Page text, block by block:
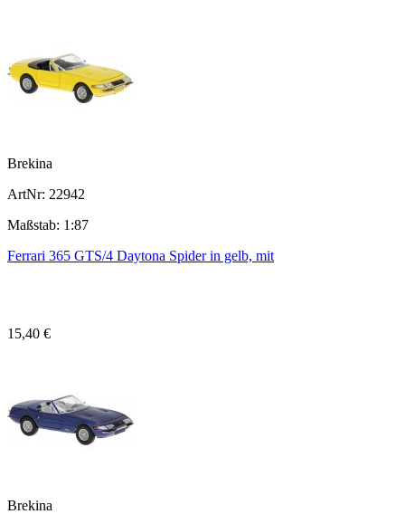
Brekina
ArtNr: 22942
Maßstab: 1:87
Ferrari 365 GTS/4 Daytona Spider in gelb, mit
15,40 €
Brekina